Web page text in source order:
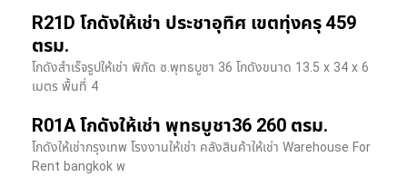
R21D โกดังให้เช่า ประชาอุทิศ เขตทุ่งครุ 459
ตรม.
โกดังสำเร็จรูปให้เช่า พิกัด ซ.พุทธบูชา 36 โกดังขนาด 13.5 x 34 x 6
เมตร พื้นที่ 4
R01A โกดังให้เช่า พุทธบูชา36 260 ตรม.
โกดังให้เช่ากรุงเทพ โรงงานให้เช่า คลังสินค้าให้เช่า Warehouse For
Rent bangkok พ